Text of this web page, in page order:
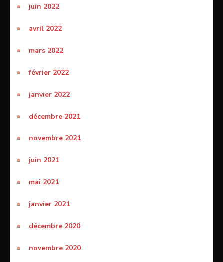
juin 2022
avril 2022
mars 2022
février 2022
janvier 2022
décembre 2021
novembre 2021
juin 2021
mai 2021
janvier 2021
décembre 2020
novembre 2020